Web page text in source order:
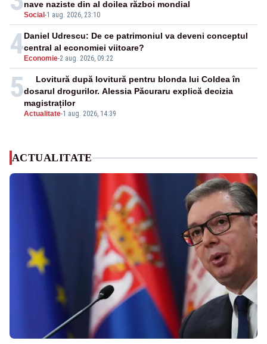
Social -1 aug. 2026, 23:10
nave naziste din al doilea război mondial
4 Economie-2 aug. 2026, 09:22
Daniel Udrescu: De ce patrimoniul va deveni conceptul
central al economiei viitoare?
5
Actualitate-1 aug. 2026, 14:39
Lovitură după lovitură pentru blonda lui Coldea în
dosarul drogurilor. Alessia Păcuraru explică decizia
magistraților
ACTUALITATE